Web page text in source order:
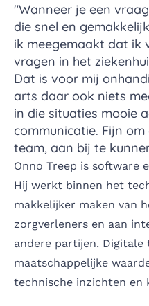
"Wanneer je een
die snel en
ik meegemaakt dat ik
vragen in het
Dat is voor mij
arts daar ook niets
in die situaties mooie
communicatie. Fijn
team, aan bij te
Onno Treep is software
Hij werkt binnen het
makkelijker maken van
zorgverleners en aan
andere partijen. Digitale
maatschappelijke
technische inzichten en